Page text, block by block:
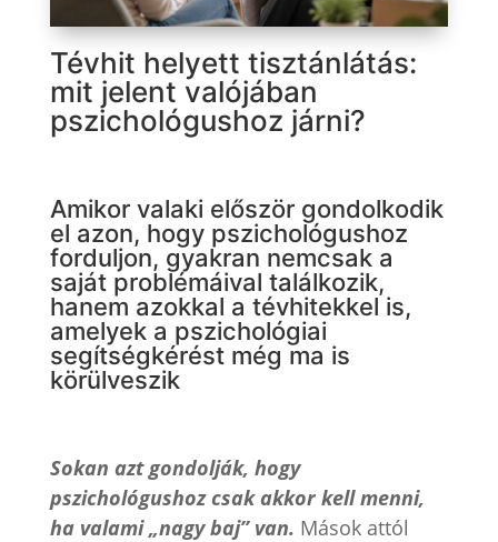
Tévhit helyett tisztánlátás:
mit jelent valójában
pszichológushoz járni?
Amikor valaki először gondolkodik
el azon, hogy pszichológushoz
forduljon, gyakran nemcsak a
saját problémáival találkozik,
hanem azokkal a tévhitekkel is,
amelyek a pszichológiai
segítségkérést még ma is
körülveszik
Sokan azt gondolják, hogy
pszichológushoz csak akkor kell menni,
ha valami „nagy baj” van. Mások attól